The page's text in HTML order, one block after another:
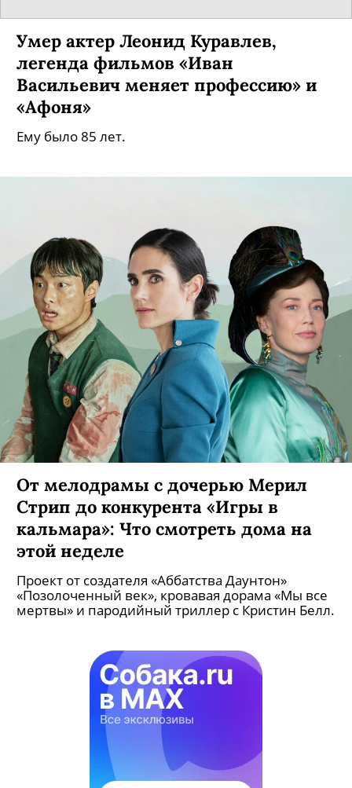
Умер актер Леонид Куравлев,
легенда фильмов «Иван
Васильевич меняет профессию» и
«Афоня»
Ему было 85 лет.
От мелодрамы с дочерью Мерил
Стрип до конкурента «Игры в
кальмара»: Что смотреть дома на
этой неделе
Проект от создателя «Аббатства Даунтон»
«Позолоченный век», кровавая дорама «Мы все
мертвы» и пародийный триллер с Кристин Белл.